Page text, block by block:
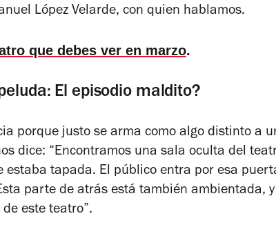
López Velarde, con quien hablamos.
que debes ver en marzo.
El episodio maldito?
porque justo se arma como algo distinto a
dice: “Encontramos una sala oculta del
tapada. El público entra por esa
parte de atrás está también ambientada, y
este teatro”.